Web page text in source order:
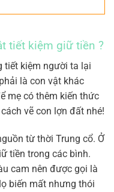
tiết kiệm giữ tiền ?
tiết kiệm người ta lại
là con vật khác
mẹ có thêm kiến thức
vẽ con lợn đất nhé!
từ thời Trung cổ. Ở
tiền trong các bình.
cam nên được gọi là
biến mất nhưng thói